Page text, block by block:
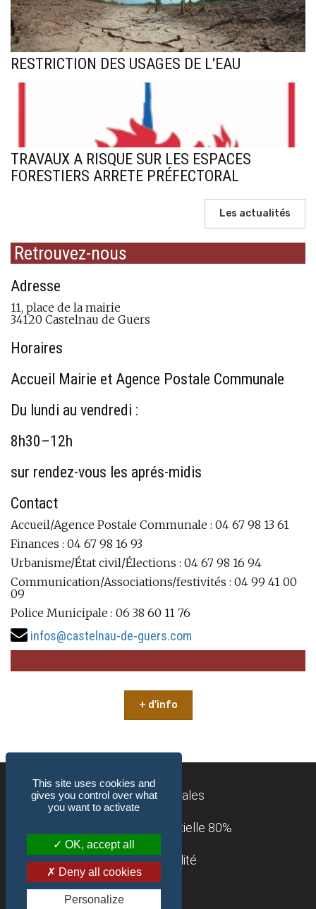
RESTRICTION DES USAGES DE L'EAU
TRAVAUX A RISQUE SUR LES ESPACES
FORESTIERS ARRETE PRÉFECTORAL
Les actualités
Retrouvez-nous
Adresse
11, place de la mairie
34120 Castelnau de Guers
Horaires
Accueil Mairie et Agence Postale Communale
Du lundi au vendredi :
8h30–12h
sur rendez-vous les aprés-midis
Contact
Accueil/Agence Postale Communale : 04 67 98 13 61
Finances : 04 67 98 16 93
Urbanisme/État civil/Élections : 04 67 98 16 94
Communication/Associations/festivités : 04 99 41 00
09
Police Municipale : 06 38 60 11 76
infos@castelnau-de-guers.com
+ d'info
Mentions légales
Accessibilité : partielle 80%
Confidentialité
Contact
This site uses cookies and
gives you control over what
you want to activate
OK, accept all
Deny all cookies
Personalize